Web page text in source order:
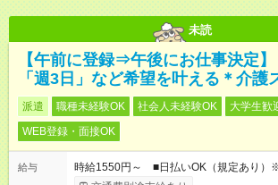
未読
【午前に登録⇒午後にお仕事決定】
「週3日」など希望を叶える＊介護
派遣 職種未経験OK 社会人未経験OK 大学生歓
WEB登録・面接OK
給与
時給1550円～ ■日払いOK（規定あり）